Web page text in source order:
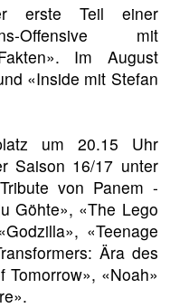
erste Teil einer
Offensive mit
Im August
«Inside mit Stefan
um 20.15 Uhr
Saison 16/17 unter
von Panem -
Göhte», «The Lego
«Teenage
Ära des
Tomorrow», «Noah»